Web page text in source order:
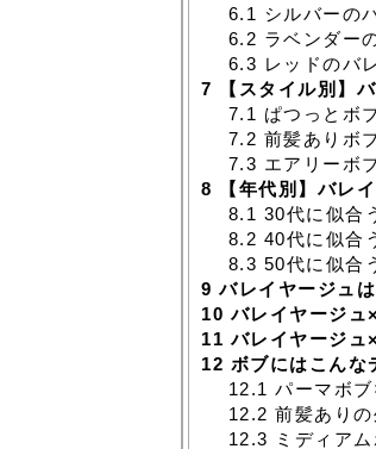
6.1 シルバーの
6.2 ラベンダー
6.3 レッドのバ
7 【スタイル別】
7.1 ぱつっとボ
7.2 前髪ありボ
7.3 エアリーボ
8 【年代別】バレ
8.1 30代に似合
8.2 40代に似合
8.3 50代に似合
9 バレイヤージュ
10 バレイヤージュ
11 バレイヤージュ
12 ボブにはこんな
12.1 パーマボ
12.2 前髪あり
12.3 ミディア